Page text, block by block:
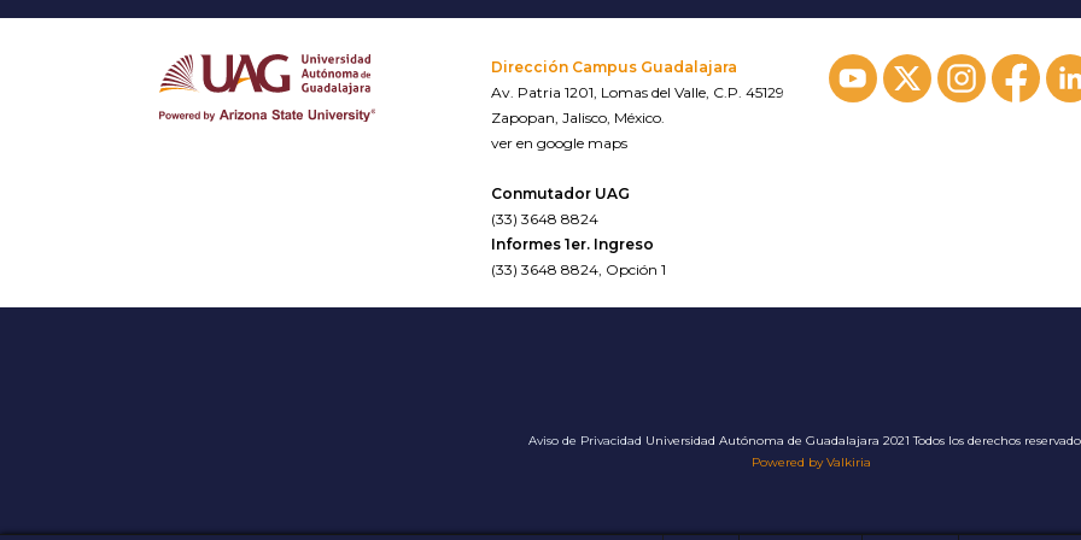
Dirección Campus Guadalajara
Av. Patria 1201, Lomas del Valle, C.P. 45129
Zapopan, Jalisco, México.
ver en google maps
Conmutador UAG
(33) 3648 8824
Informes 1er. Ingreso
(33) 3648 8824, Opción 1
Aviso de Privacidad Universidad Autónoma de Guadalajara 2021 Todos los derechos
Powered by Valkiria